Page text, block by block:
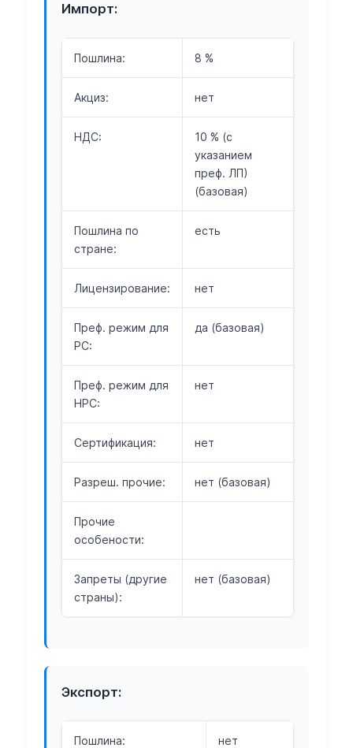
Импорт:
Пошлина: 8 %
Акциз: нет
НДС:
10 % (с
указанием
преф. ЛП)
(базовая)
Пошлина по
стране:
есть
Лицензирование: нет
Преф. режим для
РС:
да (базовая)
Преф. режим для
НРС:
нет
Сертификация: нет
Разреш. прочие: нет (базовая)
Прочие
особености:
Запреты (другие
страны):
нет (базовая)
Экспорт:
Пошлина: нет